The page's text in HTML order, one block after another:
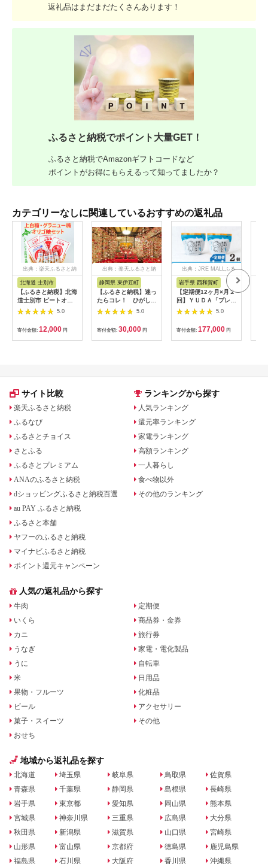
返礼品はまだまだたくさんあります！
ふるさと納税でポイント大量GET！
ふるさと納税でAmazonギフトコードなど
ポイントがお得にもらえるって知ってましたか？
カテゴリーなしに関連しているおすすめの返礼品
出典：楽天ふるさと納
北海道 士別市
【ふるさと納税】北海
道士別市 ビートオリ
ゴ糖・砂糖セット (計
3種) 調味料 甘味料 砂
糖 上白糖 グラニュー
糖 ビートオリゴ糖 オ
リゴ糖 ビート 料理 お
5.0
寄付金額: 12,000 円
出典：楽天ふるさと納
静岡県 東伊豆町
【ふるさと納税】迷っ
たらコレ！ ひがしい
ず 満喫 宿泊 補助
券 （9千円分）
C001／静岡県 東伊
豆町
5.0
寄付金額: 30,000 円
出典：JRE MALLふる
さと納税
岩手県 西和賀町
【定期便12ヶ月×月２
回】ＹＵＤＡ「プレミ
アム湯田ヨーグルト」
プレーン ２個
5.0
寄付金額: 177,000 円
サイト比較
楽天ふるさと納税
ふるなび
ふるさとチョイス
さとふる
ふるさとプレミアム
ANAのふるさと納税
dショッピングふるさと納税百選
au PAY ふるさと納税
ふるさと本舗
ヤフーのふるさと納税
マイナビふるさと納税
ポイント還元キャンペーン
ランキングから探す
人気ランキング
還元率ランキング
家電ランキング
高額ランキング
一人暮らし
食べ物以外
その他のランキング
人気の返礼品から探す
牛肉
いくら
カニ
うなぎ
うに
米
果物・フルーツ
ビール
菓子・スイーツ
おせち
定期便
商品券・金券
旅行券
家電・電化製品
自転車
日用品
化粧品
アクセサリー
その他
地域から返礼品を探す
北海道
青森県
岩手県
宮城県
秋田県
山形県
福島県
埼玉県
千葉県
東京都
神奈川県
新潟県
富山県
石川県
岐阜県
静岡県
愛知県
三重県
滋賀県
京都府
大阪府
鳥取県
島根県
岡山県
広島県
山口県
徳島県
香川県
佐賀県
長崎県
熊本県
大分県
宮崎県
鹿児島県
沖縄県